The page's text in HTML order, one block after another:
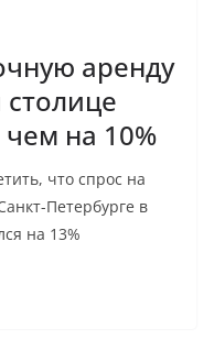
аренду
на 10%
что спрос на
Петербурге в
на 13%